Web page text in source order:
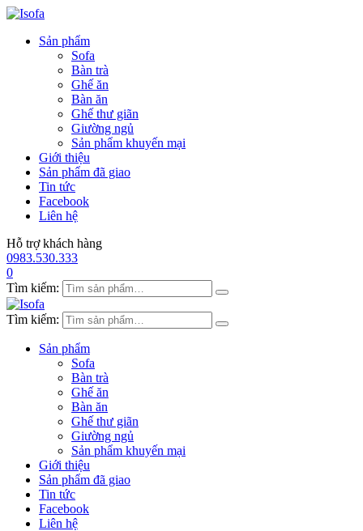
Sản phẩm
Sofa
Bàn trà
Ghế ăn
Bàn ăn
Ghế thư giãn
Giường ngủ
Sản phẩm khuyến mại
Giới thiệu
Sản phẩm đã giao
Tin tức
Facebook
Liên hệ
Hỗ trợ khách hàng
0983.530.333
0
Tìm kiếm:
Tìm kiếm:
Sản phẩm
Sofa
Bàn trà
Ghế ăn
Bàn ăn
Ghế thư giãn
Giường ngủ
Sản phẩm khuyến mại
Giới thiệu
Sản phẩm đã giao
Tin tức
Facebook
Liên hệ